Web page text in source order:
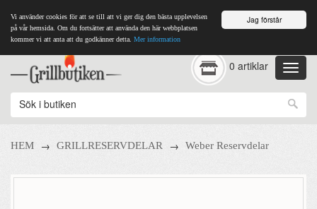
Jag förstår
Vi använder cookies för att se till att vi ger dig den bästa upplevelsen
på vår hemsida. Om du fortsätter att använda den här webbplatsen
kommer vi att anta att du godkänner detta. Mer information
0 artiklar
HEM → GRILLRESERVDELAR → Weber Reservdelar